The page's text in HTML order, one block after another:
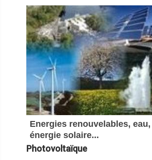
Energies renouvelables,
énergie solaire...
Photovoltaïque